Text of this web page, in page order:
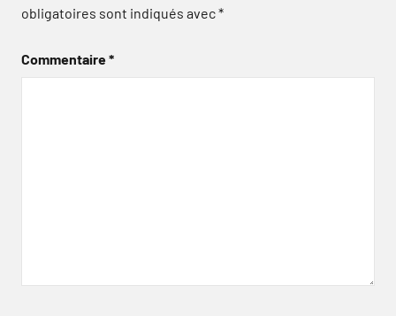
obligatoires sont indiqués avec*
Commentaire*